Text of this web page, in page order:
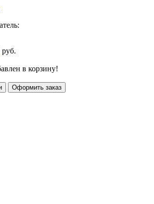
руб.
в корзину!
Оформить заказ